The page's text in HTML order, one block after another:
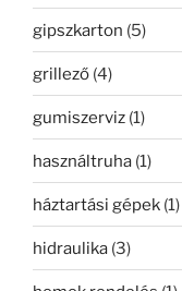
gipszkarton (5)
grillező (4)
gumiszerviz (1)
használtruha (1)
háztartási gépek (1)
hidraulika (3)